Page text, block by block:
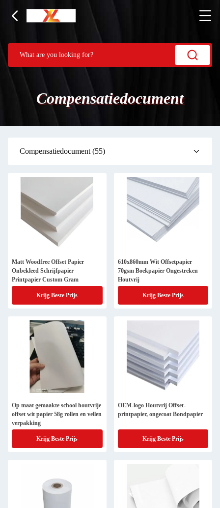
Compensatiedocument
Compensatiedocument (55)
Matt Woodfree Offset Papier
Onbekleed Schrijfpapier
Printpapier Custom Gram
Krijg Beste Prijs
610x860mm Wit Offsetpapier
70gsm Boekpapier Ongestreken
Houtvrij
Krijg Beste Prijs
Op maat gemaakte school houtvrije
offset wit papier 58g rollen en vellen
verpakking
Krijg Beste Prijs
OEM-logo Houtvrij Offset-
printpapier, ongecoat Bondpapier
Krijg Beste Prijs